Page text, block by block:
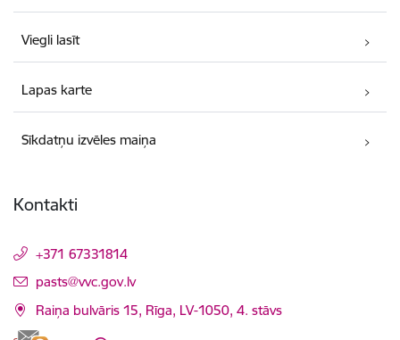
Viegli lasīt
Lapas karte
Sīkdatņu izvēles maiņa
Kontakti
+371 67331814
E-pasts:
pasts@vvc.gov.lv
Raiņa bulvāris 15, Rīga, LV-1050, 4. stāvs